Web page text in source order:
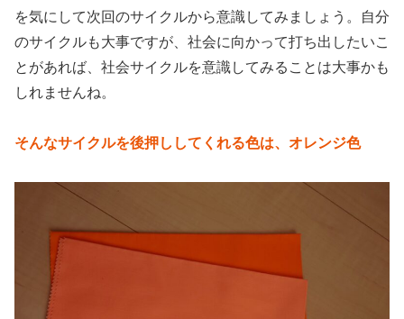
を気にして次回のサイクルから意識してみましょう。自分
のサイクルも大事ですが、社会に向かって打ち出したいこ
とがあれば、社会サイクルを意識してみることは大事かも
しれませんね。
そんなサイクルを後押ししてくれる色は、オレンジ色